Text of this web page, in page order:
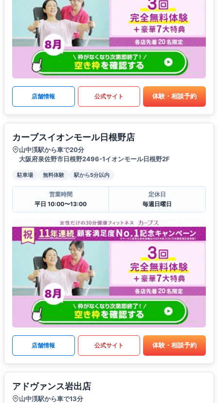
店舗情報 公式サイト 体験・相談予約
カーブスイオンモール日根野店
山中渓駅から車で20分
大阪府泉佐野市日根野2496-1イオンモール日根野2F
駐車場 無料体験 駅から5分以内
営業時間
平日 10:00〜13:00
定休日
毎週日曜日
店舗情報 公式サイト 体験・相談予約
アドヴァンス岩出店
山中渓駅から車で13分